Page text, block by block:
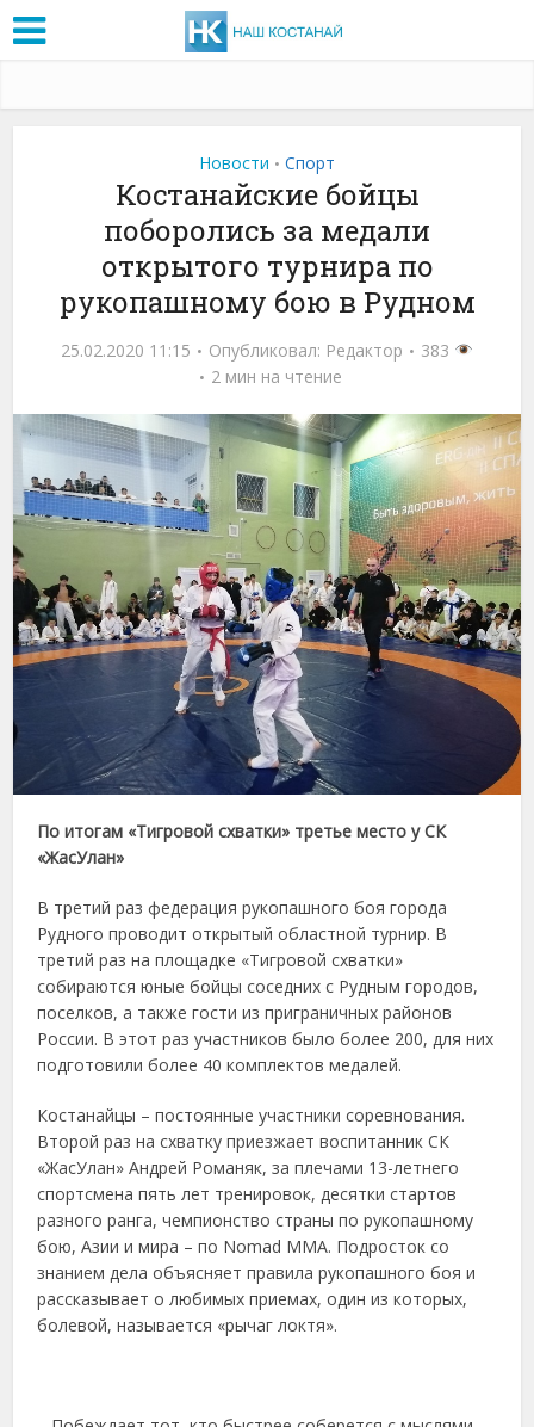
Новости • Спорт
Костанайские бойцы
поборолись за медали
открытого турнира по
рукопашному бою в Рудном
25.02.2020 11:15 Опубликовал: Редактор
383
2 мин на чтение
По итогам «Тигровой схватки» третье место у СК
«ЖасУлан»
В третий раз федерация рукопашного боя города
Рудного проводит открытый областной турнир. В
третий раз на площадке «Тигровой схватки»
собираются юные бойцы соседних с Рудным городов,
поселков, а также гости из приграничных районов
России. В этот раз участников было более 200, для них
подготовили более 40 комплектов медалей.
Костанайцы – постоянные участники соревнования.
Второй раз на схватку приезжает воспитанник СК
«ЖасУлан» Андрей Романяк, за плечами 13-летнего
спортсмена пять лет тренировок, десятки стартов
разного ранга, чемпионство страны по рукопашному
бою, Азии и мира – по Nomad MMA. Подросток со
знанием дела объясняет правила рукопашного боя и
рассказывает о любимых приемах, один из которых,
болевой, называется «рычаг локтя».